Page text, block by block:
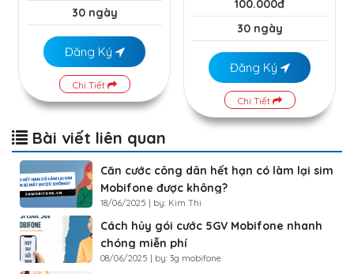
30 ngày
Đăng Ký
Chi Tiết
100.000đ
30 ngày
Đăng Ký
Chi Tiết
Bài viết liên quan
Căn cước công dân hết hạn có làm lại sim
Mobifone được không?
18/06/2025 | by: Kim Thi
Cách hủy gói cước 5GV Mobifone nhanh
chóng miễn phí
08/06/2025 | by: 3g mobifone